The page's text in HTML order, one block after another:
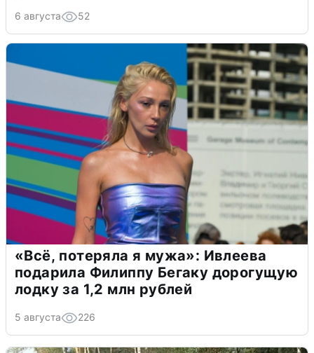
6 августа 52
«Всё, потеряла я мужа»: Ивлеева
подарила Филиппу Бегаку дорогущую
лодку за 1,2 млн рублей
5 августа 226